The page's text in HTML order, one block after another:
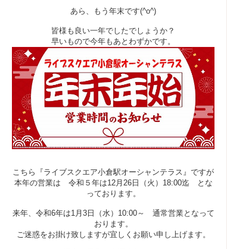
あら、もう年末です(^o^)
皆様も良い一年でしたでしょうか？
早いもので今年もあとわずかです。
こちら『ライブスクエア小倉駅オーシャンテラス』ですが
本年の営業は 令和５年は12月26日（火）18:00迄 とな
っております。
来年、令和6年は1月3日（水）10:00～ 通常営業となって
おります。
ご迷惑をお掛け致しますが宜しくお願い申し上げます。